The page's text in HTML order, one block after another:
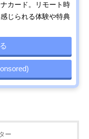
カード。リモート時
じられる体験や特典
ー